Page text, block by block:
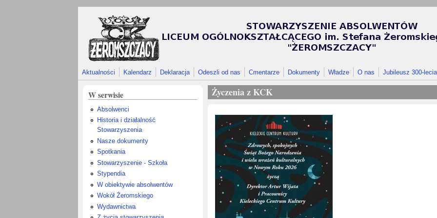
Aktualności Kalendarz Deklaracja Odeszli od nas Cmentarze Dokumenty Władze O nas Jubileusz 300-lecia
W serwisie
Absolwenci
Historia i działalność
Stowarzyszenia
Nasze dokumenty
Spotkania
Stowarzyszenie - Szkoła
Stypendia
W obiektywie absolwentów
Wokół Żeromskiego
Wydawnictwa
Życzenia z KCK